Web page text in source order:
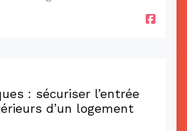
: sécuriser l’entrée
d’un logement